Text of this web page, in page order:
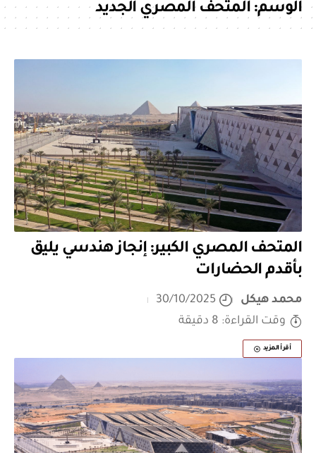
الوسم:المتحف المصري الجديد
المتحف المصري الكبير: إنجاز هندسي يليق
بأقدم الحضارات
محمد هيكل
30/10/2025
وقت القراءة: 8 دقيقة
أقرأ المزيد